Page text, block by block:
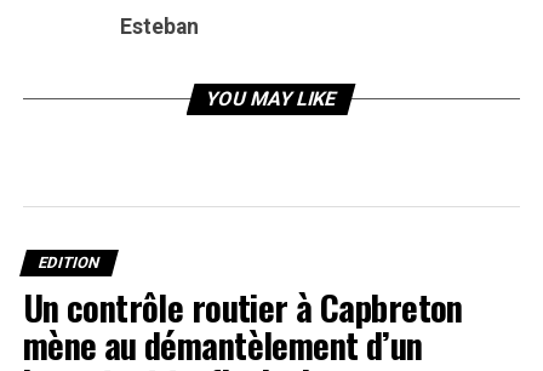
Esteban
YOU MAY LIKE
EDITION
Un contrôle routier à Capbreton
mène au démantèlement d’un